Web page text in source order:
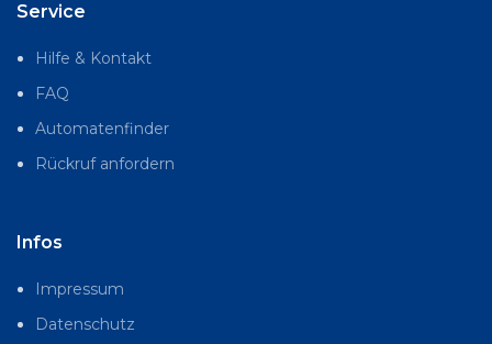
Service
Hilfe & Kontakt
FAQ
Automatenfinder
Rückruf anfordern
Infos
Impressum
Datenschutz